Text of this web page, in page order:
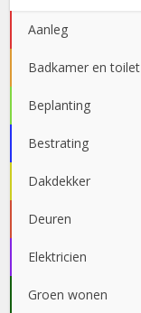
Aanleg
Badkamer en toilet
Beplanting
Bestrating
Dakdekker
Deuren
Elektricien
Groen wonen